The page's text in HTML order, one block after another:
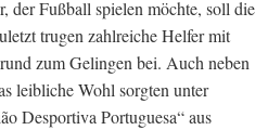
der Fußball spielen möchte, soll die
trugen zahlreiche Helfer mit
zum Gelingen bei. Auch neben
leibliche Wohl sorgten unter
Desportiva Portuguesa“ aus